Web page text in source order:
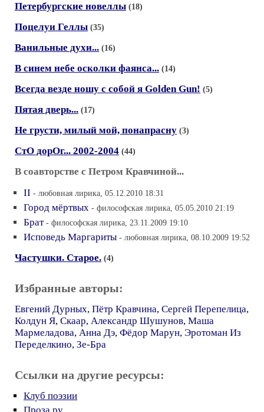
Петербургские новеллы (18)
Поцелуи Геллы (35)
Ванильные духи... (16)
В синем небе осколки фаянса... (14)
Всегда везде ношу с собой я Golden Gun! (5)
Пятая дверь... (17)
Не грусти, милый мой, понапрасну (3)
СтО дорОг... 2002-2004 (44)
В соавторстве с Петром Кравчиной...
II - любовная лирика, 05.12.2010 18:31
Город мёртвых - философская лирика, 05.05.2010 21:19
Брат - философская лирика, 23.11.2009 19:10
Исповедь Маргариты - любовная лирика, 08.10.2009 19:52
Частушки. Старое. (4)
Избранные авторы:
Евгений Дурных, Пётр Кравчина, Сергей Перепелица,
Колдун Я, Скаар, Александр Шушунов, Маша
Мармеладова, Анна Дэ, Фёдор Марун, Эротоман Из
Переделкино, Зе-Бра
Ссылки на другие ресурсы:
Клуб поэзии